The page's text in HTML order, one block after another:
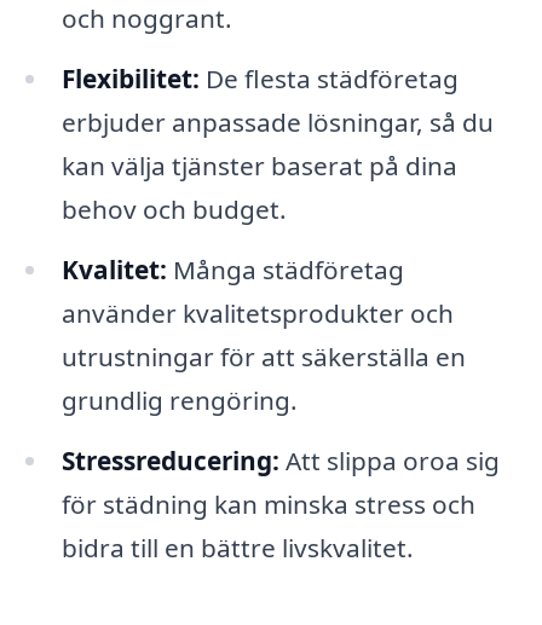
och noggrant.
Flexibilitet: De flesta städföretag
erbjuder anpassade lösningar, så du
kan välja tjänster baserat på dina
behov och budget.
Kvalitet: Många städföretag
använder kvalitetsprodukter och
utrustningar för att säkerställa en
grundlig rengöring.
Stressreducering: Att slippa oroa sig
för städning kan minska stress och
bidra till en bättre livskvalitet.